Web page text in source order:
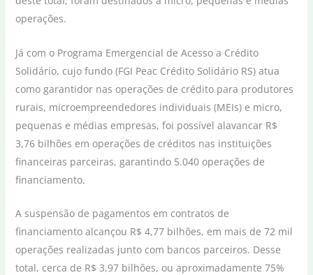
operações.
Já com o Programa Emergencial de Acesso a Crédito
Solidário, cujo fundo (FGI Peac Crédito Solidário RS) atua
como garantidor nas operações de crédito para produtores
rurais, microempreendedores individuais (MEIs) e micro,
pequenas e médias empresas, foi possível alavancar R$
3,76 bilhões em operações de créditos nas instituições
financeiras parceiras, garantindo 5.040 operações de
financiamento.
A suspensão de pagamentos em contratos de
financiamento alcançou R$ 4,77 bilhões, em mais de 72 mil
operações realizadas junto com bancos parceiros. Desse
total, cerca de R$ 3,97 bilhões, ou aproximadamente 75%